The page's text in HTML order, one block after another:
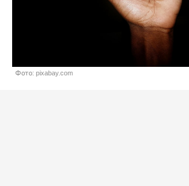
Фото: pixabay.com